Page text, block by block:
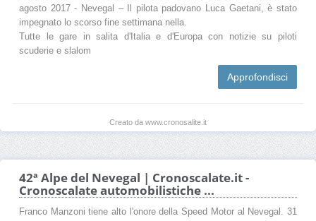
agosto 2017 - Nevegal – Il pilota padovano Luca Gaetani, è stato
impegnato lo scorso fine settimana nella.
Tutte le gare in salita d'Italia e d'Europa con notizie su piloti
scuderie e slalom
Approfondisci
Creato da www.cronosalite.it
42ª Alpe del Nevegal | Cronoscalate.it -
Cronoscalate automobilistiche ...
Franco Manzoni tiene alto l'onore della Speed Motor al Nevegal. 31